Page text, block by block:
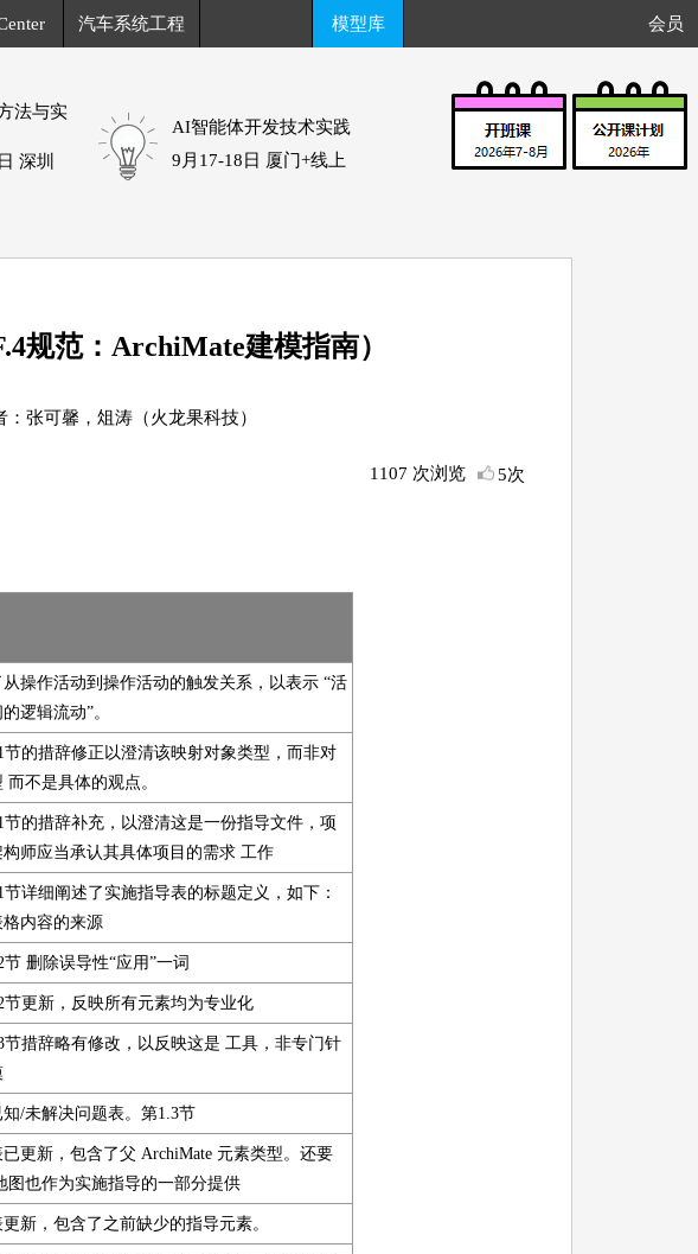
汽车系统工程 模型库 会员
法与实
深圳
AI智能体开发技术实践
9月17-18日 厦门+线上
规范：ArchiMate建模指南）
：张可馨，俎涛（火龙果科技）
1107 次浏览 5次
从操作活动到操作活动的触发关系，以表示 “活
逻辑流动”。
节的措辞修正以澄清该映射对象类型，而非对
而不是具体的观点。
节的措辞补充，以澄清这是一份指导文件，项
构师应当承认其具体项目的需求 工作
节详细阐述了实施指导表的标题定义，如下：
内容的来源
节 删除误导性“应用”一词
节更新，反映所有元素均为专业化
节措辞略有修改，以反映这是 工具，非专门针
知/未解决问题表。第1.3节
更新，包含了父 ArchiMate 元素类型。还要
图也作为实施指导的一部分提供
新，包含了之前缺少的指导元素。